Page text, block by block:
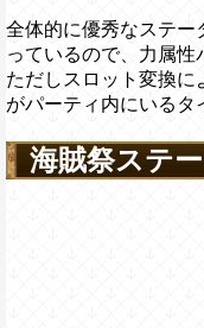
全体的に優秀なステー
っているので、力属性
ただしスロット変換に
がパーティ内にいるタ
海賊祭ステ